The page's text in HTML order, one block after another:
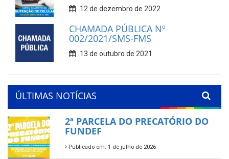
12 de dezembro de 2022
CHAMADA PÚBLICA Nº
002/2021/SMS-FMS
13 de outubro de 2021
ÚLTIMAS NOTÍCIAS
2ª PARCELA DO PRECATÓRIO DO
FUNDEF
Publicado em: 1 de julho de 2026